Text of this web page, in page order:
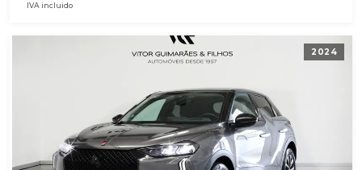
IVA incluido
2024